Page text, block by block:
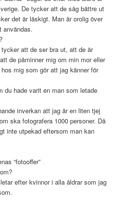
De tycker att de såg bättre ut
det är läskigt. Man är orolig över
användas.
att de ser bra ut, att de är
de påminner mig om min mor eller
mig som gör att jag känner för
du hade varit en man som letade
inverkan att jag är en liten tjej
ska fotografera 1000 personer. Då
inte utpekad eftersom man kan
“fotooffer”
efter kvinnor i alla åldrar som jag